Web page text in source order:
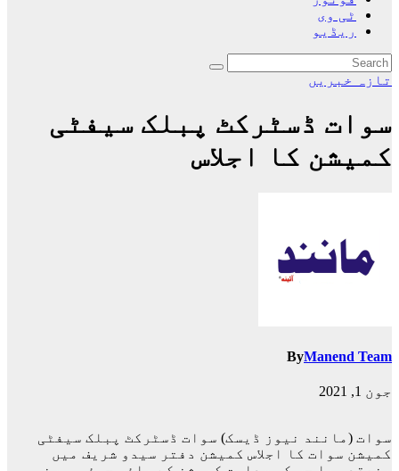
ٹی وی
ریڈیو
تازہ خبریں
سوات ڈسٹرکٹ پبلک سیفٹی
کمیشن کا اجلاس
ByManend Team
جون 1, 2021
سوات (مانند نیوز ڈیسک) سوات ڈسٹرکٹ پبلک سیفٹی
کمیشن سوات کا اجلاس کمیشن دفتر سیدو شریف میں